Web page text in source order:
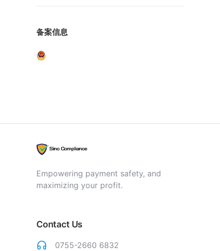
备案信息
Empowering payment safety, and
maximizing your profit.
Contact Us
0755-2660 6832